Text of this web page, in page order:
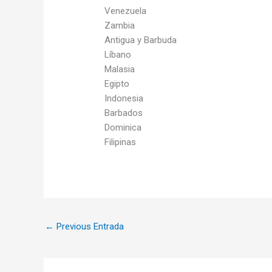
Venezuela
Zambia
Antigua y Barbuda
Líbano
Malasia
Egipto
Indonesia
Barbados
Dominica
Filipinas
← Previous Entrada